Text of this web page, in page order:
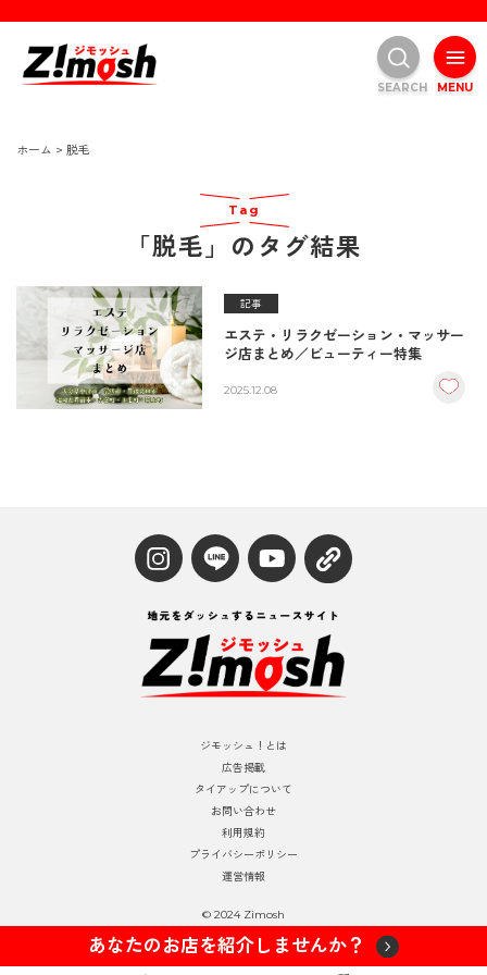
ホーム > 脱毛
Tag
「脱毛」のタグ結果
記事
エステ・リラクゼーション・マッサー
ジ店まとめ／ビューティー特集
2025.12.08
ジモッシュ！とは
広告掲載
タイアップについて
お問い合わせ
利用規約
プライバシーポリシー
運営情報
© 2024 Zimosh
あなたのお店を紹介しませんか？
MENU
SEARCH